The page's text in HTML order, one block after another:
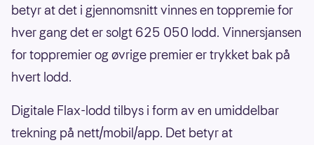
betyr at det i gjennomsnitt vinnes en toppremie for
hver gang det er solgt 625 050 lodd. Vinnersjansen
for toppremier og øvrige premier er trykket bak på
hvert lodd.
Digitale Flax-lodd tilbys i form av en umiddelbar
trekning på nett/mobil/app. Det betyr at